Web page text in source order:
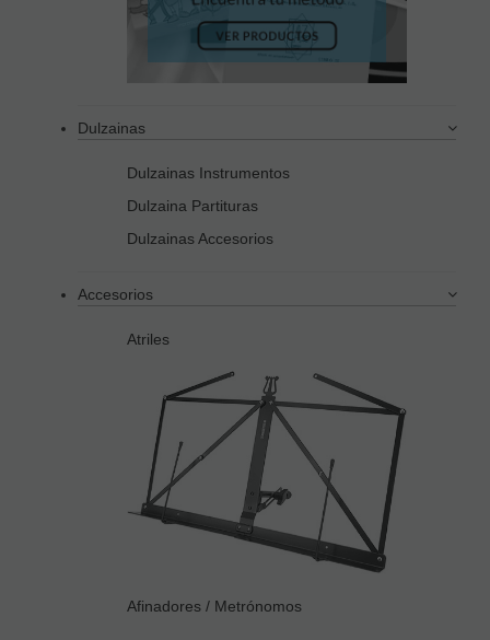
Dulzainas
Dulzainas Instrumentos
Dulzaina Partituras
Dulzainas Accesorios
Accesorios
Atriles
Afinadores / Metrónomos